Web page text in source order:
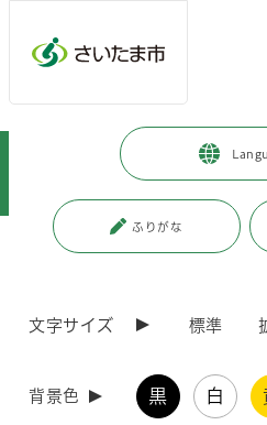
ふりがな
文字サイズ 標準
背景色 黒 白
健康・医療・福祉 >
>
更新日付：
お口の現状を知るために、定期的に健
なお、実施期間は当該年度の3月31日